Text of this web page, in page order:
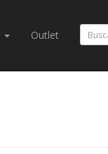
Outlet